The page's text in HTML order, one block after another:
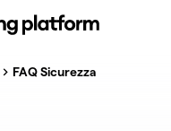
FAQ Sicurezza